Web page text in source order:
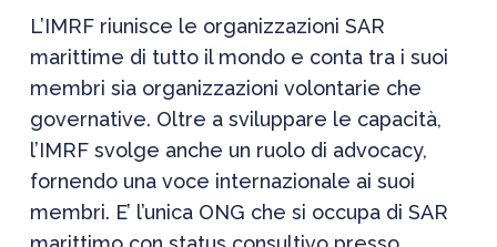
L’IMRF riunisce le organizzazioni SAR
marittime di tutto il mondo e conta tra i suoi
membri sia organizzazioni volontarie che
governative. Oltre a sviluppare le capacità,
l’IMRF svolge anche un ruolo di advocacy,
fornendo una voce internazionale ai suoi
membri. E’ l’unica ONG che si occupa di SAR